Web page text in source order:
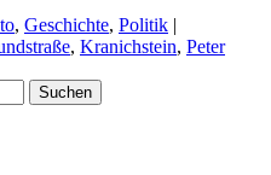
, Geschichte, Politik |
, Kranichstein, Peter